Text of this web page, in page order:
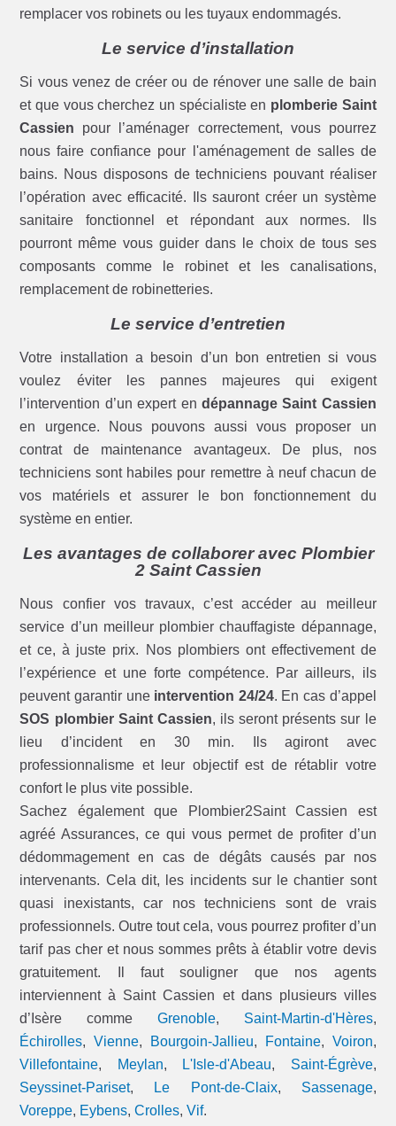
remplacer vos robinets ou les tuyaux endommagés.
Le service d’installation
Si vous venez de créer ou de rénover une salle de bain
et que vous cherchez un spécialiste en plomberie Saint
Cassien pour l’aménager correctement, vous pourrez
nous faire confiance pour l'aménagement de salles de
bains. Nous disposons de techniciens pouvant réaliser
l’opération avec efficacité. Ils sauront créer un système
sanitaire fonctionnel et répondant aux normes. Ils
pourront même vous guider dans le choix de tous ses
composants comme le robinet et les canalisations,
remplacement de robinetteries.
Le service d’entretien
Votre installation a besoin d’un bon entretien si vous
voulez éviter les pannes majeures qui exigent
l’intervention d’un expert en dépannage Saint Cassien
en urgence. Nous pouvons aussi vous proposer un
contrat de maintenance avantageux. De plus, nos
techniciens sont habiles pour remettre à neuf chacun de
vos matériels et assurer le bon fonctionnement du
système en entier.
Les avantages de collaborer avec Plombier
2 Saint Cassien
Nous confier vos travaux, c’est accéder au meilleur
service d’un meilleur plombier chauffagiste dépannage,
et ce, à juste prix. Nos plombiers ont effectivement de
l’expérience et une forte compétence. Par ailleurs, ils
peuvent garantir une intervention 24/24. En cas d’appel
SOS plombier Saint Cassien, ils seront présents sur le
lieu d’incident en 30 min. Ils agiront avec
professionnalisme et leur objectif est de rétablir votre
confort le plus vite possible.
Sachez également que Plombier2Saint Cassien est
agréé Assurances, ce qui vous permet de profiter d’un
dédommagement en cas de dégâts causés par nos
intervenants. Cela dit, les incidents sur le chantier sont
quasi inexistants, car nos techniciens sont de vrais
professionnels. Outre tout cela, vous pourrez profiter d’un
tarif pas cher et nous sommes prêts à établir votre devis
gratuitement. Il faut souligner que nos agents
interviennent à Saint Cassien et dans plusieurs villes
d’Isère comme Grenoble, Saint-Martin-d'Hères,
Échirolles,Vienne, Bourgoin-Jallieu, Fontaine, Voiron,
Villefontaine, Meylan, L'Isle-d'Abeau, Saint-Égrève,
Seyssinet-Pariset, Le Pont-de-Claix, Sassenage,
Voreppe, Eybens,Crolles,Vif.